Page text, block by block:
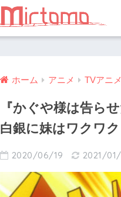
ホーム アニメ TVアニメ
『かぐや様は告ら
白銀に妹はワクワ
2020/06/19 2021/01/